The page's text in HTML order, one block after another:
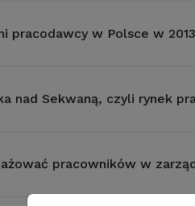
pracodawcy w Polsce w
nad Sekwaną, czyli rynek
pracowników w